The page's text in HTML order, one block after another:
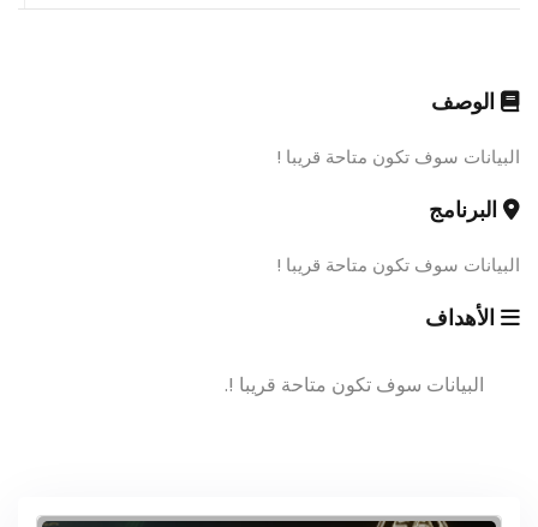
الوصف
البيانات سوف تكون متاحة قريبا !
البرنامج
البيانات سوف تكون متاحة قريبا !
الأهداف
البيانات سوف تكون متاحة قريبا !.